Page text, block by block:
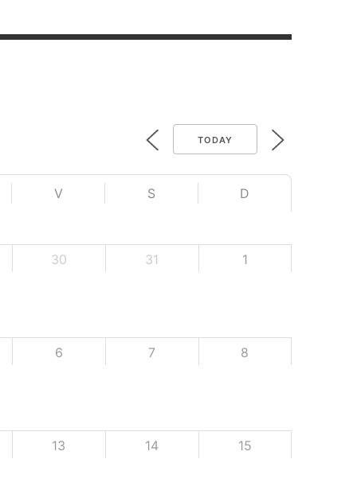
TODAY
V S D
30 31 1
6 7 8
13 14 15